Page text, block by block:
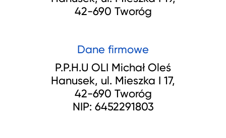
42-690 Tworóg
Dane firmowe
P.P.H.U OLI Michał Oleś
Hanusek, ul. Mieszka I 17,
42-690 Tworóg
NIP: 6452291803